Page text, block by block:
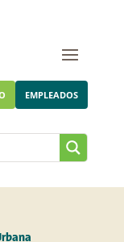
EMPLEADOS